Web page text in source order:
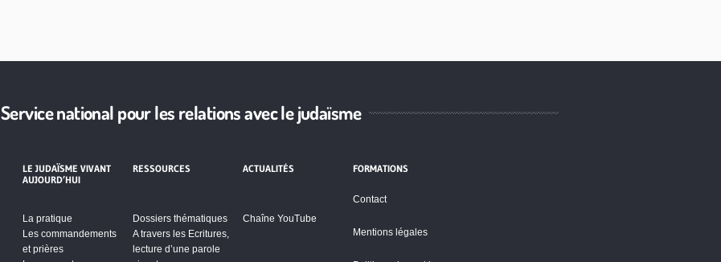
Service national pour les relations avec le judaïsme
LE JUDAÏSME VIVANT
AUJOURD’HUI
La pratique
Les commandements
et prières
RESSOURCES
Dossiers thématiques
A travers les Ecritures,
lecture d’une parole
ACTUALITÉS
Chaîne YouTube
FORMATIONS
Contact
Mentions légales